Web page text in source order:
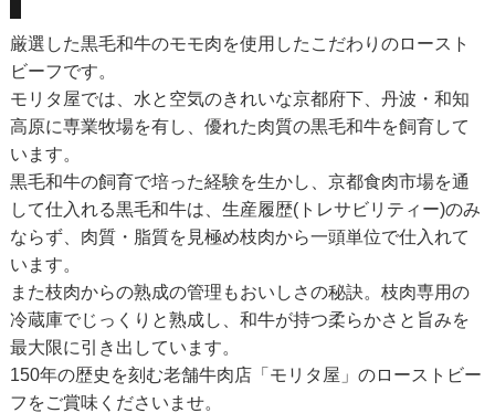
厳選した黒毛和牛のモモ肉を使用したこだわりのロースト
ビーフです。
モリタ屋では、水と空気のきれいな京都府下、丹波・和知
高原に専業牧場を有し、優れた肉質の黒毛和牛を飼育して
います。
黒毛和牛の飼育で培った経験を生かし、京都食肉市場を通
して仕入れる黒毛和牛は、生産履歴(トレサビリティー)のみ
ならず、肉質・脂質を見極め枝肉から一頭単位で仕入れて
います。
また枝肉からの熟成の管理もおいしさの秘訣。枝肉専用の
冷蔵庫でじっくりと熟成し、和牛が持つ柔らかさと旨みを
最大限に引き出しています。
150年の歴史を刻む老舗牛肉店「モリタ屋」のローストビー
フをご賞味くださいませ。